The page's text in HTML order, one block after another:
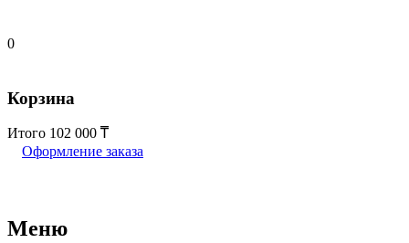
0
Корзина
Итого 102 000
Оформление заказа
Меню